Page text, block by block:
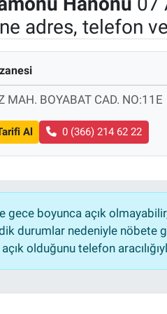
adres, telefon
MAH. BOYABAT CAD. NO:11E
Al 0 (366) 214 62 22
gece boyunca açık
durumlar nedeniyle nöbete
olduğunu telefon